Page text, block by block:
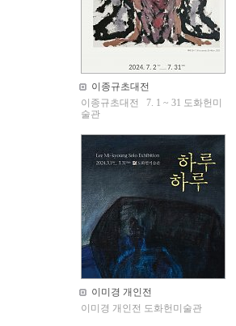
이종규초대전
이종규초대전 7. 1 ~ 31 도화헌미
술관
이미경 개인전
이미경 개인전 도화헌미술관